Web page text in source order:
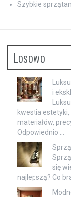
Szybkie
Losowo
i
kwestia estetyki,
materiałów,
Odpowiednio …
się
najlepszą? Co